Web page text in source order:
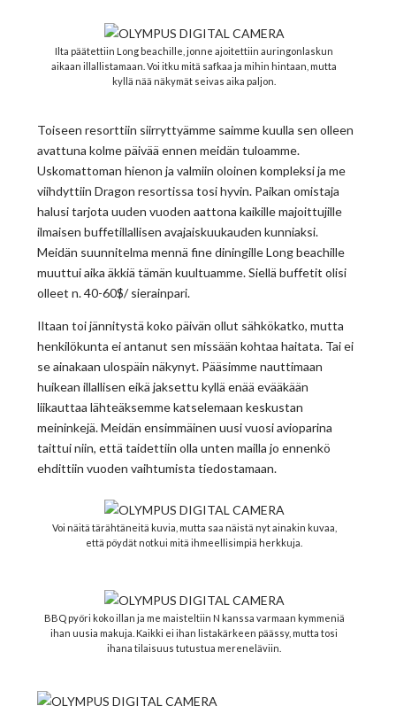
Ilta päätettiin Long beachille, jonne ajoitettiin auringonlaskun
aikaan illallistamaan. Voi itku mitä safkaa ja mihin hintaan, mutta
kyllä nää näkymät seivas aika paljon.
Toiseen resorttiin siirryttyämme saimme kuulla sen olleen
avattuna kolme päivää ennen meidän tuloamme.
Uskomattoman hienon ja valmiin oloinen kompleksi ja me
viihdyttiin Dragon resortissa tosi hyvin. Paikan omistaja
halusi tarjota uuden vuoden aattona kaikille majoittujille
ilmaisen buffetillallisen avajaiskuukauden kunniaksi.
Meidän suunnitelma mennä fine diningille Long beachille
muuttui aika äkkiä tämän kuultuamme. Siellä buffetit olisi
olleet n. 40-60$/ sierainpari.
Iltaan toi jännitystä koko päivän ollut sähkökatko, mutta
henkilökunta ei antanut sen missään kohtaa haitata. Tai ei
se ainakaan ulospäin näkynyt. Pääsimme nauttimaan
huikean illallisen eikä jaksettu kyllä enää evääkään
liikauttaa lähteäksemme katselemaan keskustan
meininkejä. Meidän ensimmäinen uusi vuosi avioparina
taittui niin, että taidettiin olla unten mailla jo ennenkö
ehdittiin vuoden vaihtumista tiedostamaan.
Voi näitä tärähtäneitä kuvia, mutta saa näistä nyt ainakin kuvaa,
että pöydät notkui mitä ihmeellisimpiä herkkuja.
BBQ pyöri koko illan ja me maisteltiin N kanssa varmaan kymmeniä
ihan uusia makuja. Kaikki ei ihan listakärkeen päässy, mutta tosi
ihana tilaisuus tutustua mereneläviin.